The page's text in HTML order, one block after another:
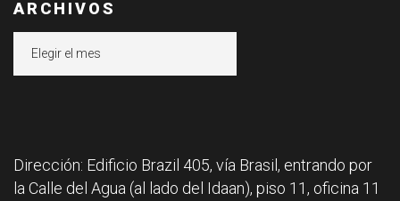
ARCHIVOS
Dirección: Edificio Brazil 405, vía Brasil, entrando por
la Calle del Agua (al lado del Idaan), piso 11, oficina 11